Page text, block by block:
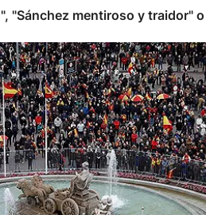
"Sánchez mentiroso y traidor"